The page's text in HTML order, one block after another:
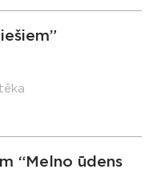
“Melno ūdens